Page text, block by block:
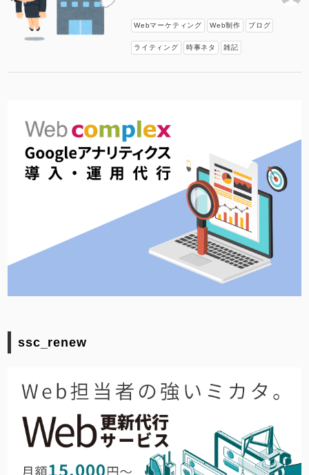
Webマーケティング Web制作 ブログ
ライティング 時事ネタ 雑記
ssc_renew